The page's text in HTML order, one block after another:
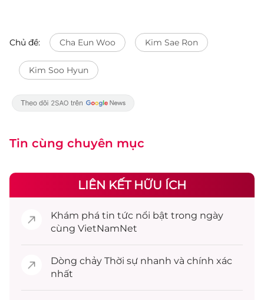
Chủ đề: Cha Eun Woo Kim Sae Ron
Kim Soo Hyun
Tin cùng chuyên mục
LIÊN KẾT HỮU ÍCH
Khám phá tin tức nổi bật trong ngày
cùng VietNamNet
Dòng chảy Thời sự nhanh và chính xác
nhất